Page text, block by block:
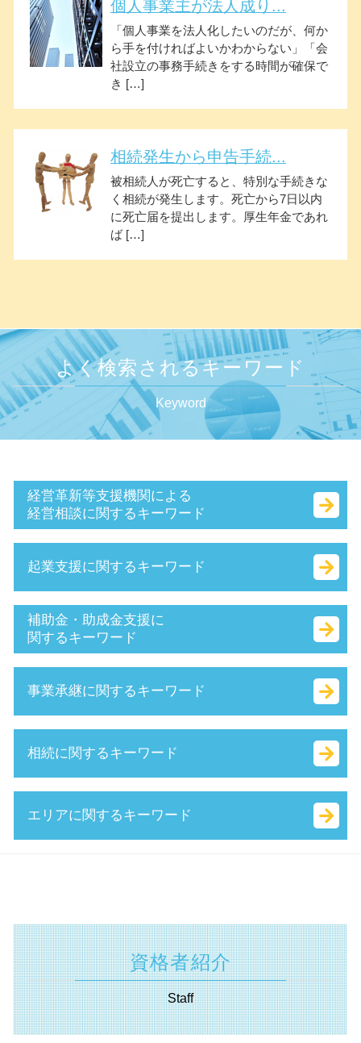
個人事業主が法人成り...
「個人事業を法人化したいのだが、何か
ら手を付ければよいかわからない」「会
社設立の事務手続きをする時間が確保で
き […]
相続発生から申告手続...
被相続人が死亡すると、特別な手続きな
く相続が発生します。死亡から7日以内
に死亡届を提出します。厚生年金であれ
ば […]
よく検索されるキーワード
Keyword
経営革新等支援機関による
経営相談に関するキーワード
小規模事業者
キャッシュフロー 考え方
早期 経営改善 計画
赤字 経営
事業計画書 書き方
小規模企業者
認定経営革新等支援 機関 一覧
中小企業経営力強化資金 とは
経営 計画 作り方
キャッシュフロー とは
事業計画書 とは
所得拡大促進税制 とは
起業支援に関するキーワード
会社設立 費用
定款 とは
合同 会社 経費
本店 所在地 とは
株式会社 資本金 最低
増資 手続き
定款 絶対的記載事項 とは
合同会社 出資
有限責任 とは
会社 資本金 とは
会社 印鑑証明書
株式 会社 定款
ベンチャー 起業 とは
補助金・助成金支援に
関するキーワード
特定求職者雇用開発助成金 とは
助成金 とは
起業 補助金 とは
日本政策金融公庫 新創業融資制度
地域雇用開発助成金 とは
業務改善助成金 とは
補助金 交付申請書 とは
助成金 種類
キャリアアップ 助成金 とは
it 導入 補助金 とは
両立支援等助成金 とは
事業承継に関するキーワード
吸収 合併 とは
株式譲渡 手続き
自益権 とは
株式 交換 とは
m&a 株式 譲渡
事業 譲渡 契約書 とは
株式 譲渡 契約書 とは
m&a 流れ
特別 決議
資本 参加
相続に関するキーワード
相続 税率
確定申告 遺産相続
相続税 国税庁
遺産 分割
相続税 計算 土地
相続 種類
相続税 調査
生命 保険 相続
エリアに関するキーワード
事業承継 静岡県 税理士
遺言書 横須賀市 税理士
資金調達 東京都 相談
助成金申請 神奈川県 相談
助成金申請 埼玉県 税理士
不動産 東京都 税理士
資格者紹介
Staff